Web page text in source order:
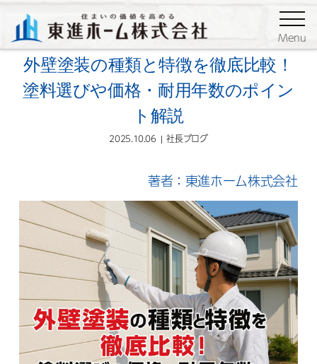
Menu
社長ブログ
外壁塗装の種類と特徴を徹底比較！
塗料選びや価格・耐用年数のポイン
ト解説
2025.10.06 社長ブログ
著者：東進ホーム株式会社